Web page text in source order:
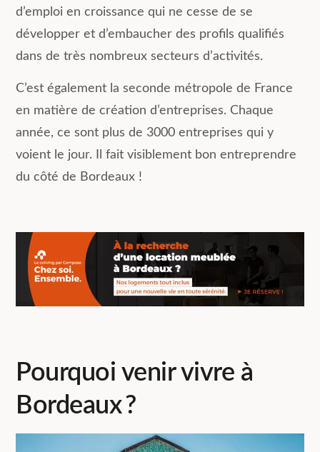
d’emploi en croissance qui ne cesse de se
développer et d’embaucher des profils qualifiés
dans de très nombreux secteurs d’activités.
C’est également la seconde métropole de France
en matière de création d’entreprises. Chaque
année, ce sont plus de 3000 entreprises qui y
voient le jour. Il fait visiblement bon entreprendre
du côté de Bordeaux !
Pourquoi venir vivre à
Bordeaux ?